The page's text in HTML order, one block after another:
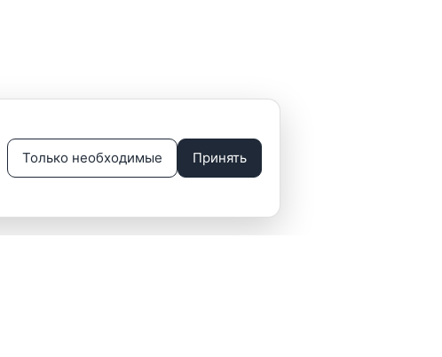
Только необходимые Принять